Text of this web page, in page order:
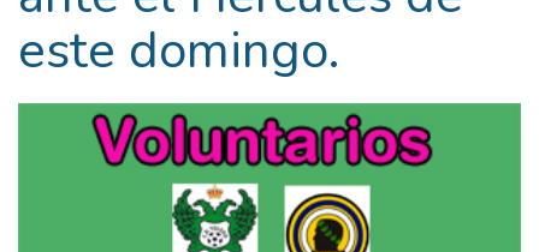
este domingo.